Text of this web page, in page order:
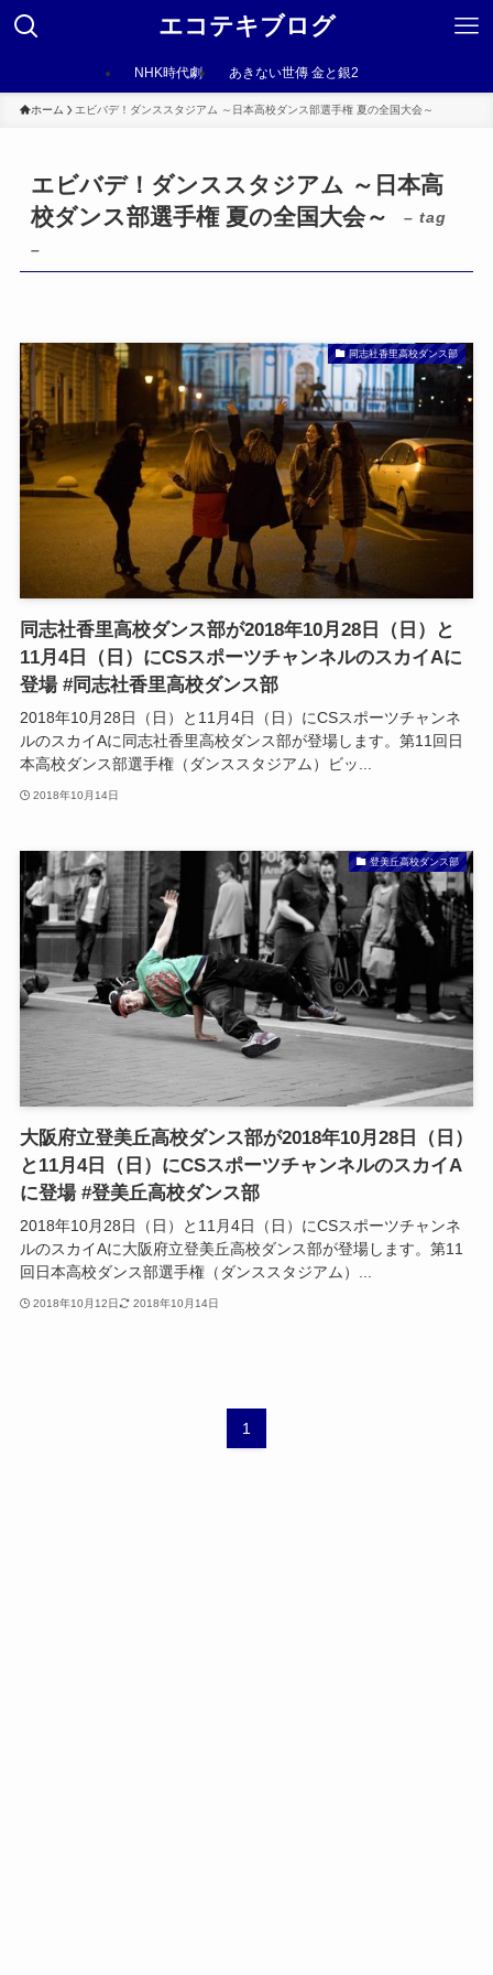
エコテキブログ
NHK時代劇 あきない世傳 金と銀2
ホーム エビバデ！ダンススタジアム ～日本高校ダンス部選手権 夏の全国大会～
エビバデ！ダンススタジアム ～日本高
校ダンス部選手権 夏の全国大会～
– tag
–
同志社香里高校ダンス部
同志社香里高校ダンス部が2018年10月28日（日）と
11月4日（日）にCSスポーツチャンネルのスカイAに
登場 #同志社香里高校ダンス部
2018年10月28日（日）と11月4日（日）にCSスポーツチャンネ
ルのスカイAに同志社香里高校ダンス部が登場します。第11回日
本高校ダンス部選手権（ダンススタジアム）ビッ...
2018年10月14日
登美丘高校ダンス部
大阪府立登美丘高校ダンス部が2018年10月28日（日）
と11月4日（日）にCSスポーツチャンネルのスカイA
に登場 #登美丘高校ダンス部
2018年10月28日（日）と11月4日（日）にCSスポーツチャンネ
ルのスカイAに大阪府立登美丘高校ダンス部が登場します。第11
回日本高校ダンス部選手権（ダンススタジアム）...
2018年10月12日 2018年10月14日
1